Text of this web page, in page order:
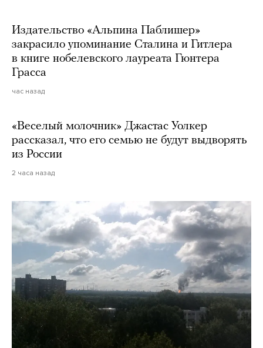
Издательство «Альпина Паблишер»
закрасило упоминание Сталина и Гитлера
в книге нобелевского лауреата Гюнтера
Грасса
час назад
«Веселый молочник» Джастас Уолкер
рассказал, что его семью не будут выдворять
из России
2 часа назад